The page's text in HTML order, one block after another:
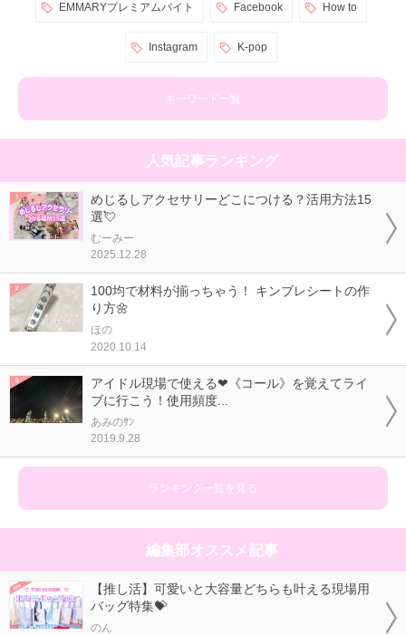
EMMARYプレミアムバイト Facebook How to
Instagram K-pop
キーワード一覧
人気記事ランキング
めじるしアクセサリーどこにつける？活用方法15
選💘
むーみー
2025.12.28
100均で材料が揃っちゃう！ キンブレシートの作
り方🌼
ほの
2020.10.14
アイドル現場で使える❤《コール》を覚えてライ
ブに行こう！使用頻度...
あみのｻﾝ
2019.9.28
ランキング一覧を見る
編集部オススメ記事
【推し活】可愛いと大容量どちらも叶える現場用
バッグ特集💝
のん